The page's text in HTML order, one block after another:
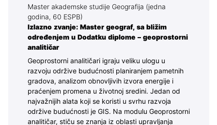
Master akademske studije Geografija (jedna
godina, 60 ESPB)
Izlazno zvanje: Master geograf, sa bližim
određenjem u Dodatku diplome – geoprostorni
analitičar
Geoprostorni analitičari igraju veliku ulogu u
razvoju održive budućnosti planiranjem pametnih
gradova, analizom obnovljivih izvora energije i
praćenjem promena u životnoj sredini. Jedan od
najvažnijih alata koji se koristi u svrhu razvoja
održive budućnosti je GIS. Na modulu Geoprostorni
analitičar, stiču se znanja iz oblasti upravljanja